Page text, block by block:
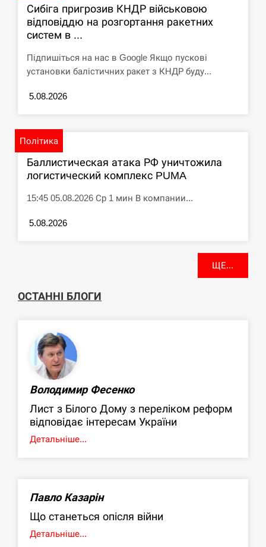
Сибіга пригрозив КНДР військовою
відповіддю на розгортання ракетних
систем в ...
Підпишіться на нас в Google Якщо пускові
установки балістичних ракет з КНДР буду...
5.08.2026
Політика
Баллистическая атака РФ уничтожила
логистический комплекс PUMA
15:45 05.08.2026 Ср 1 мин В компании...
5.08.2026
ЩЕ...
ОСТАННІ БЛОГИ
Володимир Фесенко
Лист з Білого Дому з переліком реформ
відповідає інтересам України
Детальніше...
Павло Казарін
Що станеться опісля війни
Детальніше...